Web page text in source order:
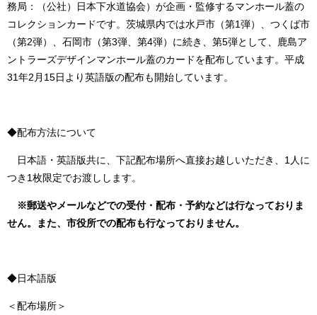
務局：（公社）日本下水道協会）が企画・監修するマンホール蓋の
コレクションカードです。茨城県内では水戸市（第1弾）、つくば市
（第2弾）、石岡市（第3弾、第4弾）に続き、第5弾として、鹿島ア
ントラーズデザインマンホール蓋のカードを配布しています。平成
31年2月15日より英語版の配布も開始しています。
◆配布方法について
日本語・英語版共に、下記配布場所へ直接お越しいただき、1人に
つき1枚限定でお渡しします。
※郵送やメールなどでの受付・配布・予約などは行なっておりま
せん。また、市役所での配布も行なっておりません。
◆日本語版
＜配布場所＞